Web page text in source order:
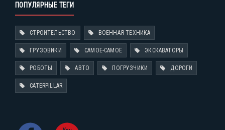
ПОПУЛЯРНЫЕ ТЕГИ
СТРОИТЕЛЬСТВО ВОЕННАЯ ТЕХНИКА
ГРУЗОВИКИ САМОЕ-САМОЕ ЭКСКАВАТОРЫ
РОБОТЫ АВТО ПОГРУЗЧИКИ ДОРОГИ
CATERPILLAR